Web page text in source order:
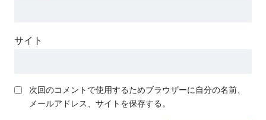
サイト
次回のコメントで使用するためブラウザーに自分の名前、
メールアドレス、サイトを保存する。